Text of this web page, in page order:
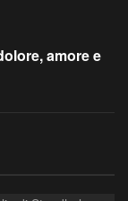
amore e